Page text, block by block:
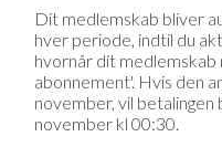
Dit medlemskab bliver
hver periode, indtil du
hvornår dit
abonnement'. Hvis den
november, vil
november kl 00:30.